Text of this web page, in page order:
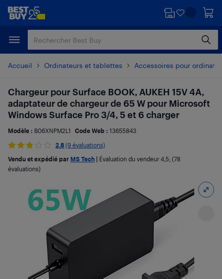
Passer
principal
Passer
Accueil Ordinateurs et tablettes Accessoires pour
Chargeur pour Surface BOOK, AUKEH 15V 4A,
adaptateur de chargeur de 65 W pour Microsoft
Windows Surface Pro 3/4, 5 et 6 charger
Modèle : B06XNPM2L1 Code Web : 13655843
2.8 (9 évaluations)
Vendu et expédié par MS Tech Évaluation du vendeur 4,5; (78
évaluations)